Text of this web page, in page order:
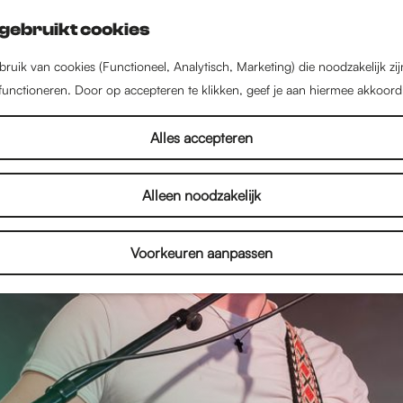
cookies
van cookies (Functioneel, Analytisch, Marketing) die noodzakelijk
Door op accepteren te klikken, geef je aan hiermee
Alles accepteren
Alleen noodzakelijk
Voorkeuren aanpassen